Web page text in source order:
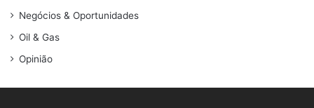
Negócios & Oportunidades
Oil & Gas
Opinião